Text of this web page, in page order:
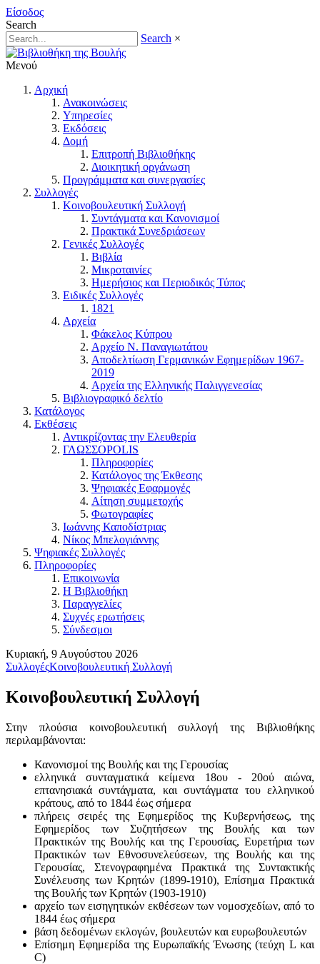
Είσοδος
Search
Search ×
Μενού
Αρχική
Ανακοινώσεις
Υπηρεσίες
Εκδόσεις
Δομή
Επιτροπή Βιβλιοθήκης
Διοικητική οργάνωση
Προγράμματα και συνεργασίες
Συλλογές
Κοινοβουλευτική Συλλογή
Συντάγματα και Κανονισμοί
Πρακτικά Συνεδριάσεων
Γενικές Συλλογές
Βιβλία
Μικροταινίες
Ημερήσιος και Περιοδικός Τύπος
Ειδικές Συλλογές
1821
Αρχεία
Φάκελος Κύπρου
Αρχείο Ν. Παναγιωτάτου
Αποδελτίωση Γερμανικών Εφημερίδων 1967-
2019
Αρχεία της Ελληνικής Παλιγγενεσίας
Βιβλιογραφικό δελτίο
Κατάλογος
Εκθέσεις
Αντικρίζοντας την Ελευθερία
ΓΛΩΣΣΟPOLIS
Πληροφορίες
Κατάλογος της Έκθεσης
Ψηφιακές Εφαρμογές
Αίτηση συμμετοχής
Φωτογραφίες
Ιωάννης Καποδίστριας
Νίκος Μπελογιάννης
Ψηφιακές Συλλογές
Πληροφορίες
Επικοινωνία
Η Βιβλιοθήκη
Παραγγελίες
Συχνές ερωτήσεις
Σύνδεσμοι
Κυριακή, 9 Αυγούστου 2026
ΣυλλογέςΚοινοβουλευτική Συλλογή
Κοινοβουλευτική Συλλογή
Στην πλούσια κοινοβουλευτική συλλογή της Βιβλιοθήκης
περιλαμβάνονται:
Κανονισμοί της Βουλής και της Γερουσίας
ελληνικά συνταγματικά κείμενα 18ου - 20ού αιώνα,
επτανησιακά συντάγματα, και συντάγματα του ελληνικού
κράτους, από το 1844 έως σήμερα
πλήρεις σειρές της Εφημερίδος της Κυβερνήσεως, της
Εφημερίδος των Συζητήσεων της Βουλής και των
Πρακτικών της Βουλής και της Γερουσίας, Ευρετήρια των
Πρακτικών των Εθνοσυνελεύσεων, της Βουλής και της
Γερουσίας, Στενογραφημένα Πρακτικά της Συντακτικής
Συνέλευσης των Κρητών (1899-1910), Επίσημα Πρακτικά
της Βουλής των Κρητών (1903-1910)
αρχείο των εισηγητικών εκθέσεων των νομοσχεδίων, από το
1844 έως σήμερα
βάση δεδομένων εκλογών, βουλευτών και ευρωβουλευτών
Επίσημη Εφημερίδα της Ευρωπαϊκής Ένωσης (τεύχη L και
C)